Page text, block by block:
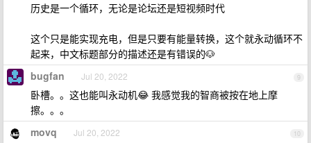
历史是一个循环，无论是论坛还是短视频时代
这个只是能实现充电，但是只要有能量转换，这个就永动循环不
起来，中文标题部分的描述还是有错误的🐶
9
bugfan Jul 20, 2022
卧槽。。这也能叫永动机😂 我感觉我的智商被按在地上摩
擦。。。
10
movq Jul 20, 2022